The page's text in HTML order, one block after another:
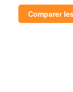
Comparer